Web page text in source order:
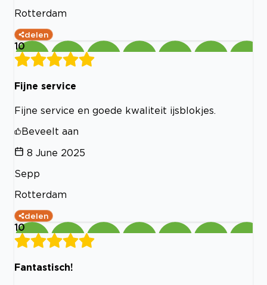
Rotterdam
delen
10
Fijne service
Fijne service en goede kwaliteit ijsblokjes.
Beveelt aan
8 June 2025
Sepp
Rotterdam
delen
10
Fantastisch!